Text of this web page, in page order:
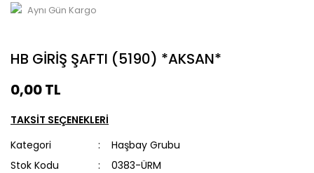
Aynı Gün Kargo
HB GİRİŞ ŞAFTI (5190) *AKSAN*
0,00 TL
TAKSİT SEÇENEKLERİ
Kategori
Haşbay Grubu
Stok Kodu
0383-ÜRM